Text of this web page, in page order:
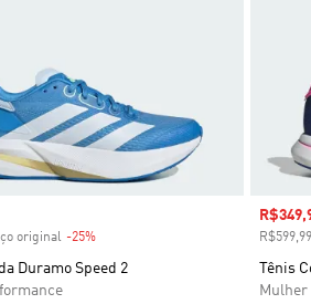
original -25%Desconto
Duramo Speed 2
Preço
Tênis